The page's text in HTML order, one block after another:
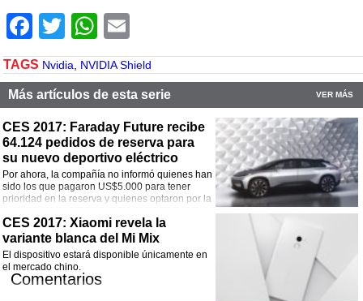
Facebook
TwitterWhatsApp
TAGS Nvidia NVIDIA Shield
Más artículos de esta serie VER MÁS
CES 2017: Faraday Future recibe
64.124 pedidos de reserva para
su nuevo deportivo eléctrico
Por ahora, la compañía no informó quienes han
sido los que pagaron US$5.000 para tener
prioridad en la reserva y quienes optaron por la
Comentarios
¡Comparte esta noticia!
Facebook
Twitter
CES 2017: Xiaomi revela la
variante blanca del Mi Mix
El dispositivo estará disponible únicamente en
el mercado chino.
Comentarios